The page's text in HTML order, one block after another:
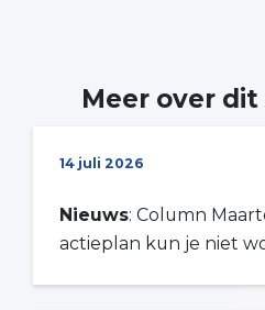
Meer over
14 juli 2026
Nieuws: Column
actieplan kun je niet